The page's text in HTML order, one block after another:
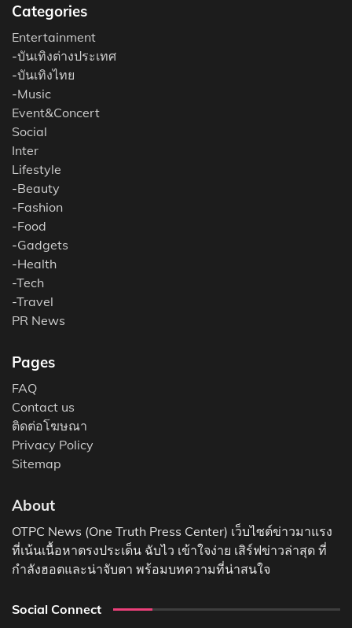
Categories
Entertainment
-บันเทิงต่างประเทศ
-บันเทิงไทย
-Music
Event&Concert
Social
Inter
Lifestyle
-Beauty
-Fashion
-Food
-Gadgets
-Health
-Tech
-Travel
PR News
Pages
FAQ
Contact us
ติดต่อโฆษณา
Privacy Policy
Sitemap
About
OTPC News (One Truth Press Center) เว็บไซต์ข่าวมาแรง
ที่เน้นเนื้อหาตรงประเด็น ฉับไว เข้าใจง่าย เสิร์ฟข่าวล่าสุด ที่
กำลังฮอตและน่าจับตา พร้อมบทความที่น่าสนใจ
Social Connect